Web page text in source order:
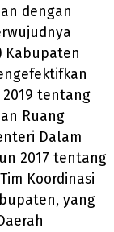
dengan
Kabupaten
tentang
Ruang
Dalam
2017 tentang
Koordinasi
yang